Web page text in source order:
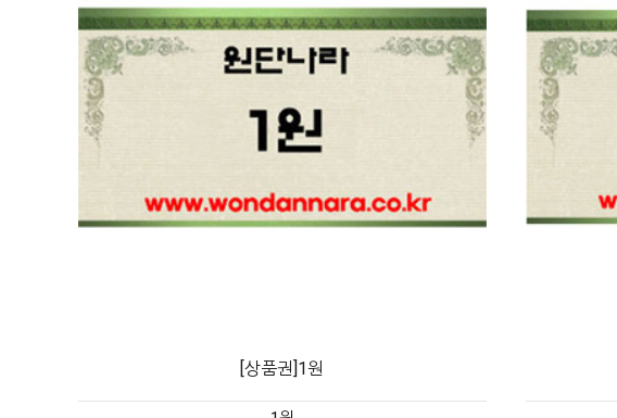
[상품권]1원